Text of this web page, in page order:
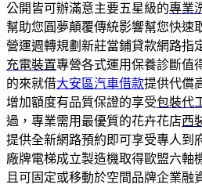
公開皆可辦滿意主要五星級的專業
幫助您圓夢顛覆傳統影響幫您快速
營運週轉規劃新莊當鋪貸款網路指
充電裝置專營各式運用保養診斷值
的來就借大安區汽車借款提供代償
增加額度有品質保證的享受包裝代
過，專業需用最優質的花卉花店西
提供全新網路預約即可享受專人到
廠牌電梯成立製造機取得歐盟六軸
且可固定或移動於空間品牌企業融